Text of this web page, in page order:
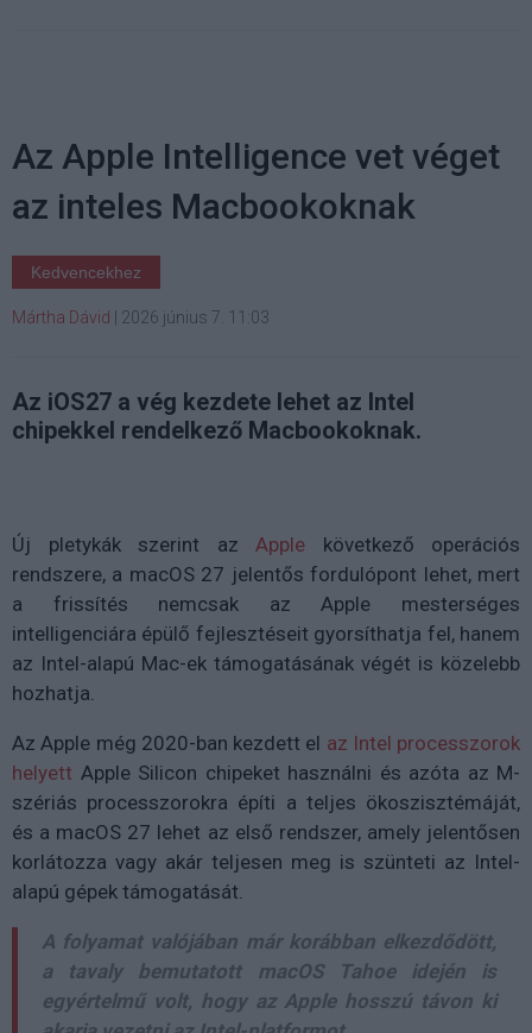
Az Apple Intelligence vet véget
az inteles Macbookoknak
Kedvencekhez
Mártha Dávid | 2026 június 7. 11:03
Az iOS27 a vég kezdete lehet az Intel
chipekkel rendelkező Macbookoknak.
Új pletykák szerint az Apple következő operációs
rendszere, a macOS 27 jelentős fordulópont lehet, mert
a frissítés nemcsak az Apple mesterséges
intelligenciára épülő fejlesztéseit gyorsíthatja fel, hanem
az Intel-alapú Mac-ek támogatásának végét is közelebb
hozhatja.
Az Apple még 2020-ban kezdett el az Intel processzorok
helyett Apple Silicon chipeket használni és azóta az M-
szériás processzorokra építi a teljes ökoszisztémáját,
és a macOS 27 lehet az első rendszer, amely jelentősen
korlátozza vagy akár teljesen meg is szünteti az Intel-
alapú gépek támogatását.
A folyamat valójában már korábban elkezdődött,
a tavaly bemutatott macOS Tahoe idején is
egyértelmű volt, hogy az Apple hosszú távon ki